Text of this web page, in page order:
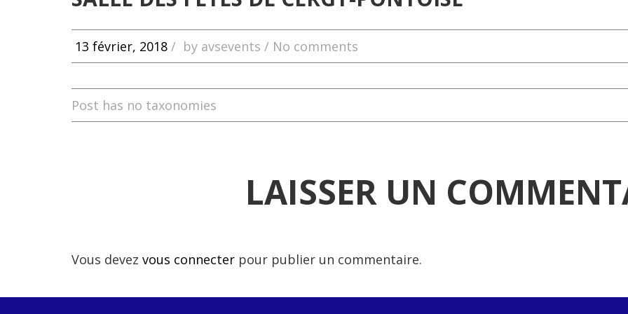
13 février, 2018 / by avsevents / No comments
Post has no taxonomies
LAISSER UN
Vous devez vous connecter pour publier un commentaire.